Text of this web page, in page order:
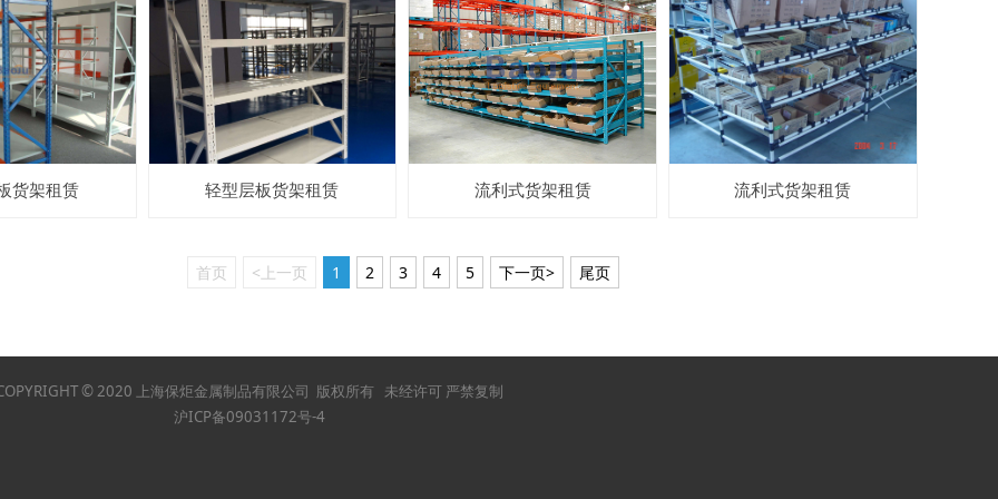
货架租赁 轻型层板货架租赁 流利式货架租赁 流利式货架租赁
首页 <上一页 1 2 3 4 5 下一页> 尾页
© 2020 上海保炬金属制品有限公司 版权所有 未经许可 严禁复制
沪ICP备09031172号-4